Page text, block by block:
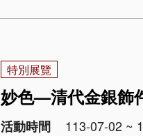
特別展覽
妙色—清代金銀飾
活動時間
113-07-02 ~